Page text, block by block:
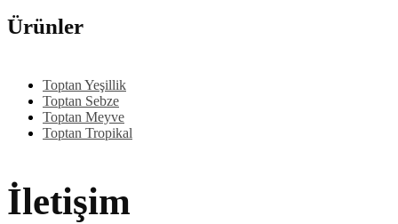
Ürünler
Toptan Yeşillik
Toptan Sebze
Toptan Meyve
Toptan Tropikal
İletişim